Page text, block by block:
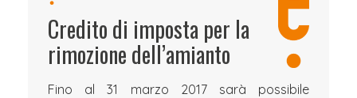
Credito di imposta per la
rimozione dell’amianto
Fino al 31 marzo 2017 sarà possibile